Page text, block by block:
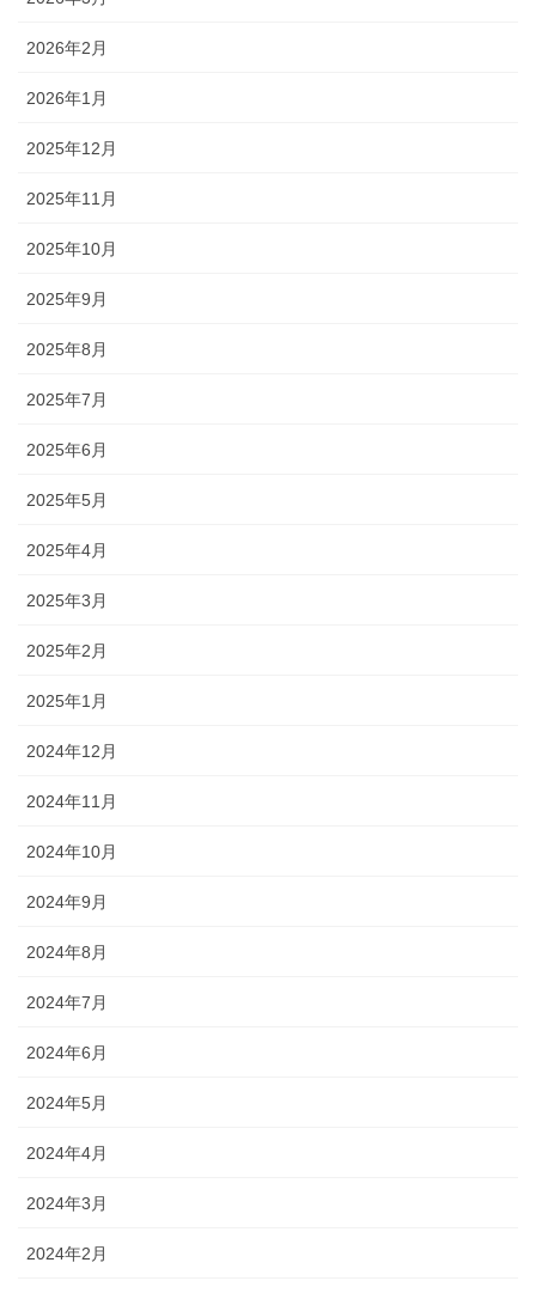
2026年2月
2026年1月
2025年12月
2025年11月
2025年10月
2025年9月
2025年8月
2025年7月
2025年6月
2025年5月
2025年4月
2025年3月
2025年2月
2025年1月
2024年12月
2024年11月
2024年10月
2024年9月
2024年8月
2024年7月
2024年6月
2024年5月
2024年4月
2024年3月
2024年2月